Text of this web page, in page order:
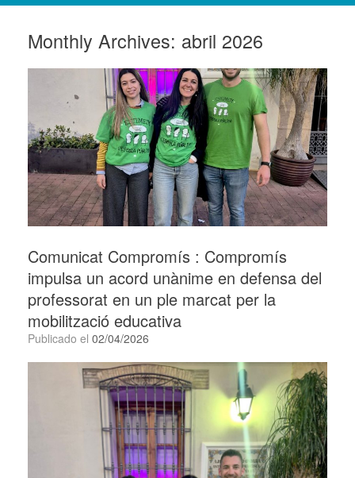
Monthly Archives: abril 2026
Comunicat Compromís : Compromís
impulsa un acord unànime en defensa del
professorat en un ple marcat per la
mobilització educativa
Publicado el 02/04/2026